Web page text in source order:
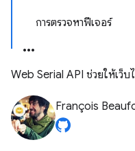
การตรวจหาฟีเจอร์
Web Serial API ช่วยให้เว็
François